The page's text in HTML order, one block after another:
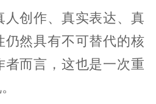
人创作、真实表达、真
仍然具有不可替代的核
者而言，这也是一次重